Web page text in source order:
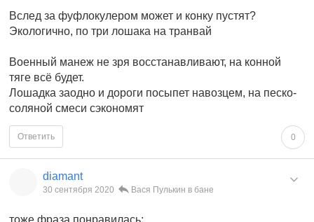
Вслед за фуфлокулером может и конку пустят?
Экологично, по три лошака на транвай
Военный манеж не зря восстанавливают, на конной
тяге всё будет.
Лошадка заодно и дороги посыпет навозцем, на песко-
соляной смеси сэкономят
0
Ответить
diamant
30 сентября 2020 Вася Пулькин в бане